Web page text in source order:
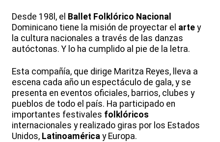
Desde 198l, el Ballet Folklórico Nacional
Dominicano tiene la misión de proyectar el arte y
la cultura nacionales a través de las danzas
autóctonas. Y lo ha cumplido al pie de la letra.
Esta compañía, que dirige Maritza Reyes, lleva a
escena cada año un espectáculo de gala, y se
presenta en eventos oficiales, barrios, clubes y
pueblos de todo el país. Ha participado en
importantes festivales folklóricos
internacionales y realizado giras por los Estados
Unidos, Latinoamérica y Europa.